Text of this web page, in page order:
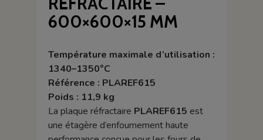
600×600×15 MM
Température maximale d’utilisation :
1340–1350°C
Référence : PLAREF615
Poids : 11,9 kg
La plaque réfractaire PLAREF615 est
une étagère d’enfournement haute